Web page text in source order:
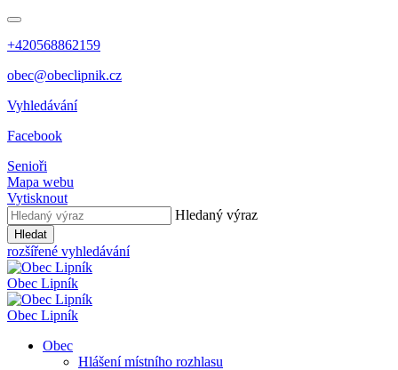
+420568862159
obec@obeclipnik.cz
Vyhledávání
Facebook
Senioři
Mapa webu
Vytisknout
Hledaný výraz
Hledat
rozšířené vyhledávání
Obec Lipník
Obec Lipník
Obec
Hlášení místního rozhlasu